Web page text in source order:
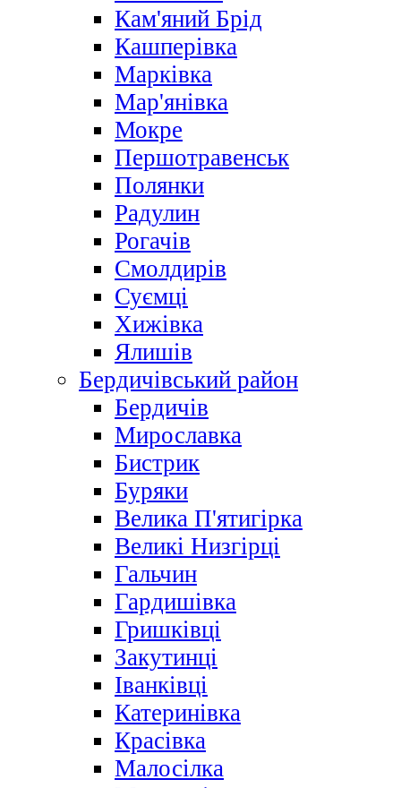
Кам'яний Брід
Кашперівка
Марківка
Мар'янівка
Мокре
Першотравенськ
Полянки
Радулин
Рогачів
Смолдирів
Суємці
Хижівка
Ялишів
Бердичівський район
Бердичів
Мирославка
Бистрик
Буряки
Велика П'ятигірка
Великі Низгірці
Гальчин
Гардишівка
Гришківці
Закутинці
Іванківці
Катеринівка
Красівка
Малосілка